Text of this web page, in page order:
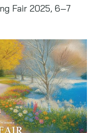
Fair 2025, 6–7